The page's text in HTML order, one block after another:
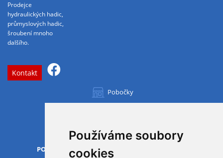
Používáme soubory
cookies
Prodejce
hydraulických hadic,
průmyslových hadic,
šroubení mnoho
dalšího.
Kontakt
Pobočky
OTVÍRACÍ DOBA
PO-PÁ